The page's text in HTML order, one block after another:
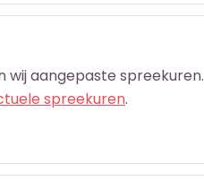
aangepaste spreekuren.
spreekuren.